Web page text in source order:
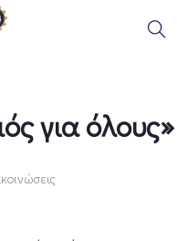
για όλους»